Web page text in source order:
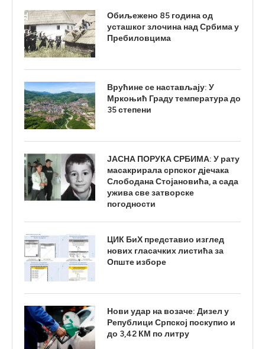
Обиљежено 85 година од
усташког злочина над Србима у
Пребиловцима
Врућине се настављају: У
Мркоњић Граду температура до
35 степени
ЈАСНА ПОРУКА СРБИМА: У рату
масакрирала српског дјечака
Слободана Стојановића, а сада
ужива све затворске
погодности
ЦИК БиХ представио изглед
нових гласачких листића за
Опште изборе
Нови удар на возаче: Дизел у
Републици Српској поскупио и
до 3,42 КМ по литру